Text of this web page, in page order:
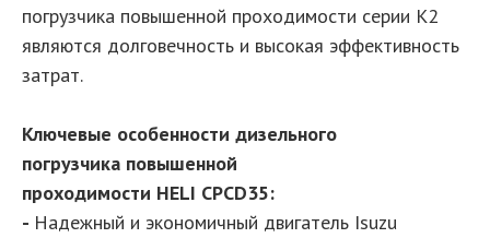
погрузчика повышенной проходимости серии К2
являются долговечность и высокая эффективность
затрат.
Ключевые особенности дизельного
погрузчика повышенной
проходимости HELI CPCD35:
- Надежный и экономичный двигатель Isuzu